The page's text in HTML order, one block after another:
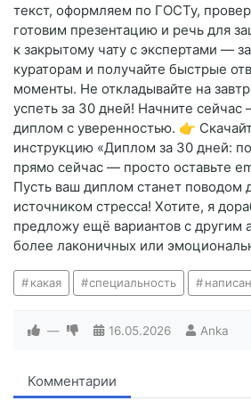
текст, оформляем по ГОСТу,
готовим презентацию и речь для
к закрытому чату с экспертами —
кураторам и получайте быстрые
моменты. Не откладывайте на
успеть за 30 дней! Начните сейчас
диплом с уверенностью. 👉
инструкцию «Диплом за 30 дней:
прямо сейчас — просто оставьте
Пусть ваш диплом станет поводом
источником стресса! Хотите, я
предложу ещё вариантов с другим
более лаконичных или
какая специальность
— 16.05.2026 Anka
Комментарии